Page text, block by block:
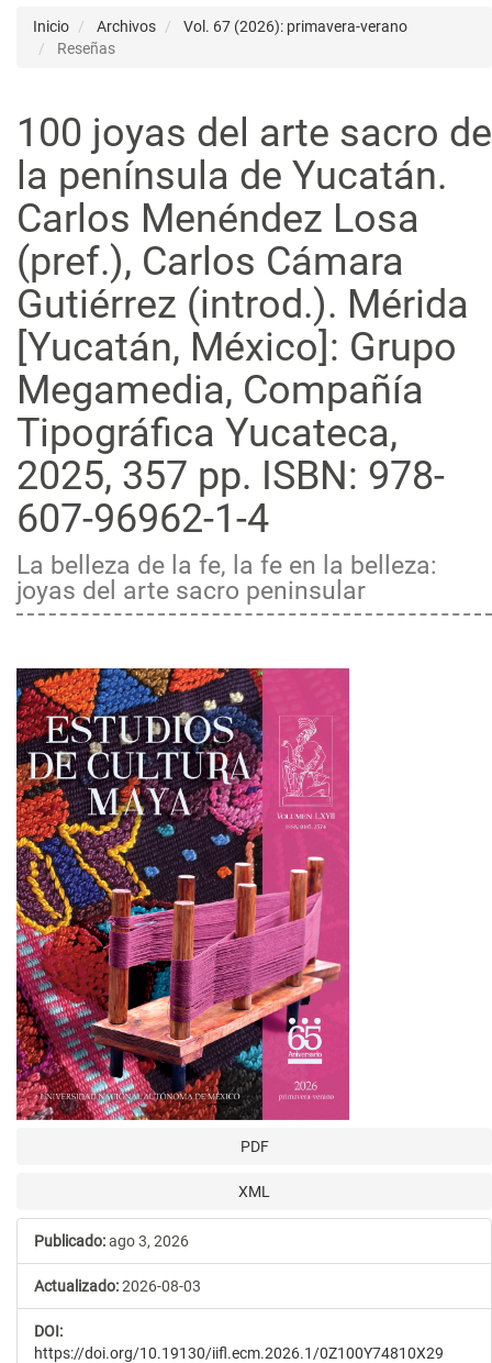
Inicio Archivos
Vol. 67 (2026): primavera-verano
Reseñas
100 joyas del arte sacro de
la península de Yucatán.
Carlos Menéndez Losa
(pref.), Carlos Cámara
Gutiérrez (introd.). Mérida
[Yucatán, México]: Grupo
Megamedia, Compañía
Tipográfica Yucateca,
2025, 357 pp. ISBN: 978-
607-96962-1-4
La belleza de la fe, la fe en la belleza:
joyas del arte sacro peninsular
Barra
lateral
del
artículo
PDF
XML
Publicado:ago 3, 2026
Actualizado:2026-08-03
DOI:
https://doi.org/10.19130/iifl.ecm.2026.1/0Z100Y74810X29